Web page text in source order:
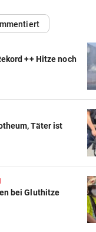
++ Hitze noch
Täter ist
bei Gluthitze